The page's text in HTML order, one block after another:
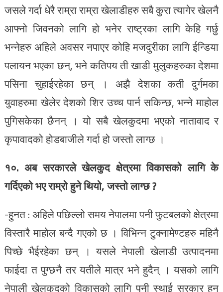
जसले गर्दा धेरै राम्रा राम्रा खेलाडीहरु सबै कुरा त्यागेर खेलनै
आफ्नो जिवनको लागि हो भनेर राष्ट्रका लागि केहि गर्छु
भन्नेहरु अहिले अवसर नपाएर कोहि मजदुरीका लागि ईन्डिया
पलायन भएका छन्, भने कतिपय ती खाडी मुलुकहरुका देशमा
पसिना चुहाईरहेका छन् । अझै देशका कती दुर्गमका
युवाहरुमा खेलेर देशको शिर उच्च पार्न सकिन्छ, भन्ने माहोल
पुगिसकेका छैनन् । यो सबै खेलकुदमा भएको नातावाद र
कृपावादको होडबाजीले गर्दा हो जस्तो लाग्छ ।
१०. अब सरकारले खेलकुद क्षेत्रमा विकासको लागि के
गर्दिएको भए राम्रो हुने थियो, जस्तो लाग्छ ?
-हुनत : अहिले पछिल्लो समय नेपालमा पनी फुटबलको क्षेत्रमा
विस्तारै माहोल बन्दै गएको छ । विभिन्न टुक्नामेण्टहरु महिनै
पिच्छे भैईरहेका छन् । यसले नेपाली खेलाडी उत्पादनमा
फाईदा त पुग्छनै तर यतीले मात्र भने हुदैन् । यसको लागि
नेपाली खेलकुदको विकासको लागि पनी स्थाई सरकार हुन